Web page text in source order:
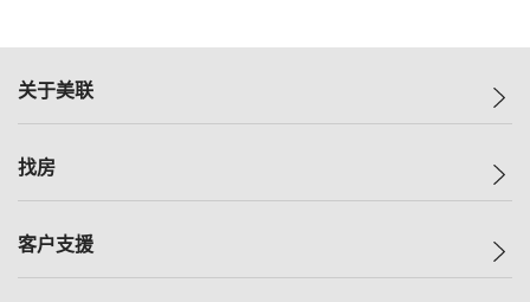
关于美联
美联集团
人才招募
找房
一手新房
客户支援